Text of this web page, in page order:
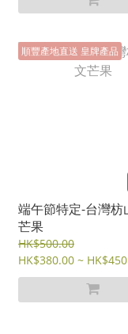
順豐產地直送 皇牌產品
端午節特定-台灣枋
芒果
HK$500.00
HK$380.00 ~